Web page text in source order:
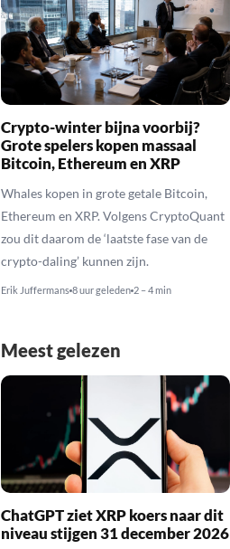
Crypto-winter bijna voorbij?
Grote spelers kopen massaal
Bitcoin, Ethereum en XRP
Whales kopen in grote getale Bitcoin,
Ethereum en XRP. Volgens CryptoQuant
zou dit daarom de ‘laatste fase van de
crypto-daling’ kunnen zijn.
Erik Juffermans 8 uur geleden 2 – 4 min
Meest gelezen
ChatGPT ziet XRP koers naar dit
niveau stijgen 31 december 2026